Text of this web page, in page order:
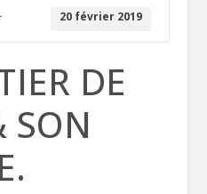
20 février 2019
DE
SON